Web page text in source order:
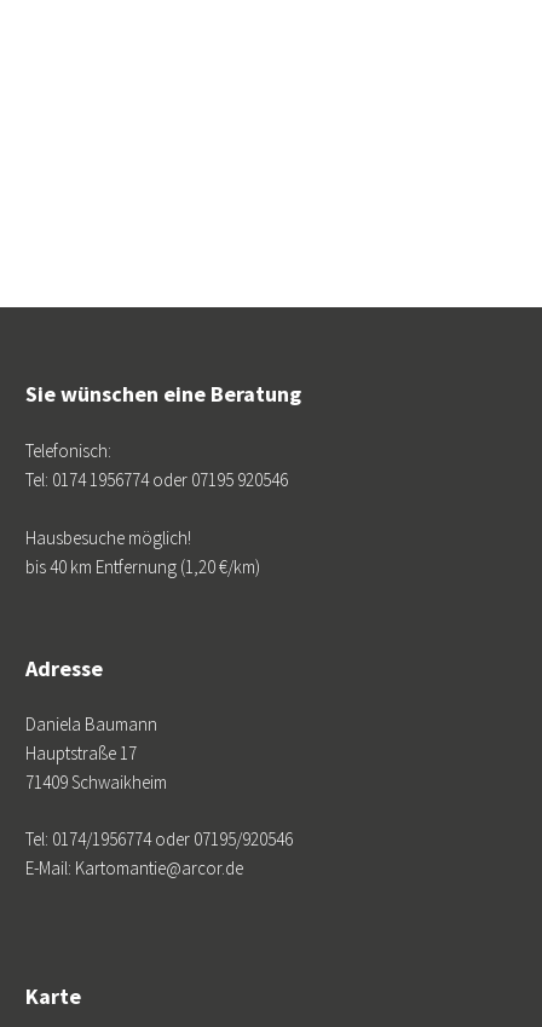
Sie wünschen eine Beratung
Telefonisch:
Tel: 0174 1956774 oder 07195 920546
Hausbesuche möglich!
bis 40 km Entfernung (1,20 €/km)
Adresse
Daniela Baumann
Hauptstraße 17
71409 Schwaikheim
Tel: 0174/1956774 oder 07195/920546
E-Mail: Kartomantie@arcor.de
Karte